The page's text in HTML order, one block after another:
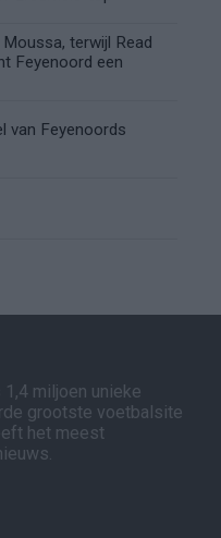
terwijl Read
Feyenoord een
van Feyenoords
miljoen unieke
grootste voetbalsite
het meest